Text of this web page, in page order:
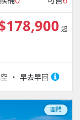
早去早回
起
團體